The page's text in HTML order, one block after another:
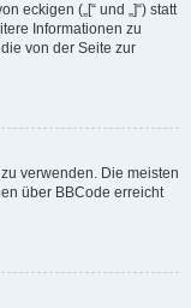
eckigen („[“ und „]“) statt
Informationen zu
von der Seite zur
verwenden. Die meisten
über BBCode erreicht